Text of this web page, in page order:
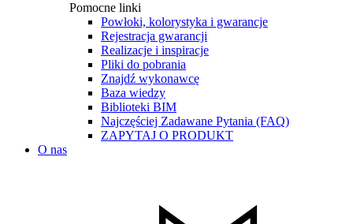
Pomocne linki
Powłoki, kolorystyka i gwarancje
Rejestracja gwarancji
Realizacje i inspiracje
Pliki do pobrania
Znajdź wykonawcę
Baza wiedzy
Biblioteki BIM
Najczęściej Zadawane Pytania (FAQ)
ZAPYTAJ O PRODUKT
O nas